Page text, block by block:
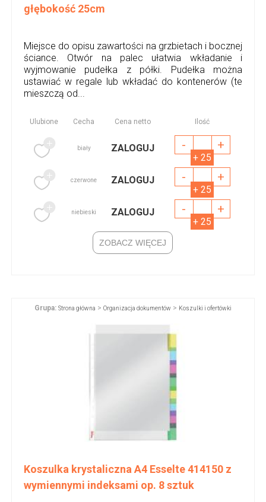
głębokość 25cm
Miejsce do opisu zawartości na grzbietach i bocznej
ściance. Otwór na palec ułatwia wkładanie i
wyjmowanie pudełka z półki. Pudełka można
ustawiać w regale lub wkładać do kontenerów (te
mieszczą od...
Ulubione Cecha Cena netto Ilość
biały ZALOGUJ - +
+ 25
czerwone ZALOGUJ - +
+ 25
niebieski ZALOGUJ - +
+ 25
ZOBACZ WIĘCEJ
Grupa: Strona główna > Organizacja dokumentów > Koszulki i ofertówki
Koszulka krystaliczna A4 Esselte 414150 z
wymiennymi indeksami op. 8 sztuk